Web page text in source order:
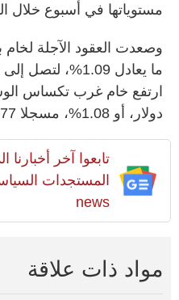
مستوياتها في أسبوع خلال
دولار، أو 1.08%، مسجلا 94.77 دولار للبرميل.
تابعوا آخر أخبارنا
news
مواد ذات علاقة